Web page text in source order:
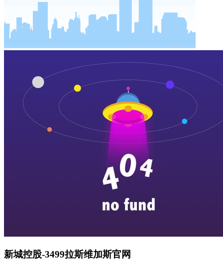
新城控股-3499拉斯维加斯官网